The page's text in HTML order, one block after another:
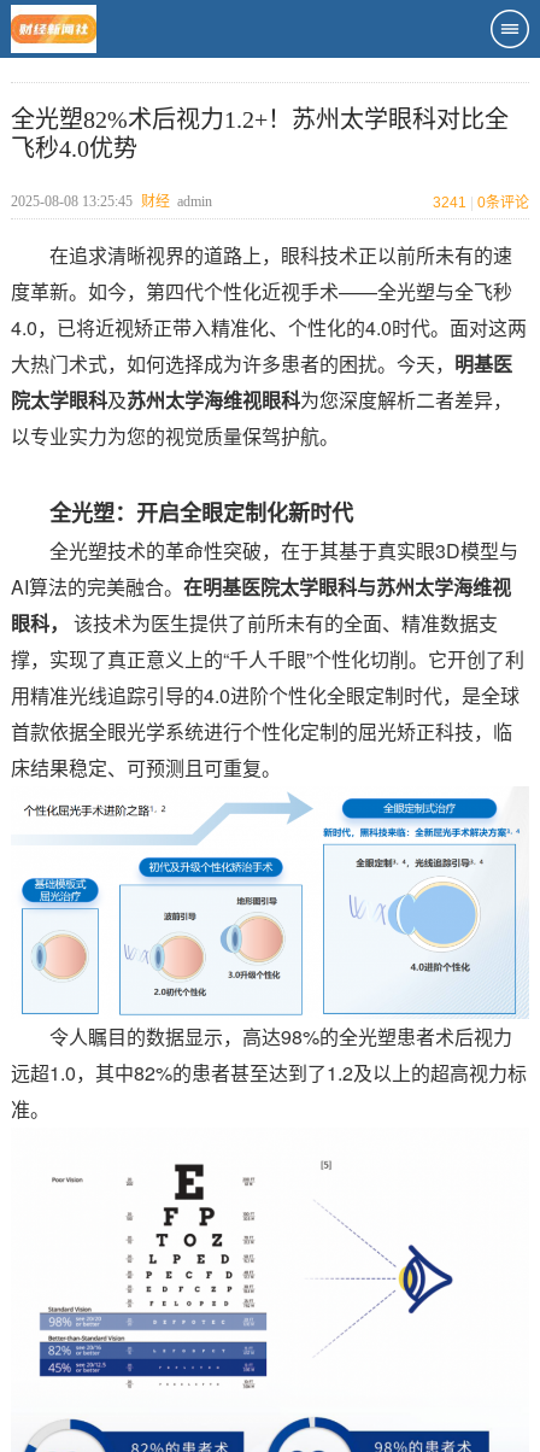
全光塑82%术后视力1.2+！苏州太学眼科对比全
飞秒4.0优势
2025-08-08 13:25:45 财经 admin 3241 0条评论
在追求清晰视界的道路上，眼科技术正以前所未有的速
度革新。如今，第四代个性化近视手术——全光塑与全飞秒
4.0，已将近视矫正带入精准化、个性化的4.0时代。面对这两
大热门术式，如何选择成为许多患者的困扰。今天， 明基医
院太学眼科及苏州太学海维视眼科为您深度解析二者差异，
以专业实力为您的视觉质量保驾护航。
全光塑：开启全眼定制化新时代
全光塑技术的革命性突破，在于其基于真实眼3D模型与
AI算法的完美融合。 在明基医院太学眼科与苏州太学海维视
眼科，
该技术为医生提供了前所未有的全面、精准数据支
撑，实现了真正意义上的“千人千眼”个性化切削。它开创了利
用精准光线追踪引导的4.0进阶个性化全眼定制时代，是全球
首款依据全眼光学系统进行个性化定制的屈光矫正科技，临
床结果稳定、可预测且可重复。
令人瞩目的数据显示，高达98%的全光塑患者术后视力
远超1.0，其中82%的患者甚至达到了1.2及以上的超高视力标
准。